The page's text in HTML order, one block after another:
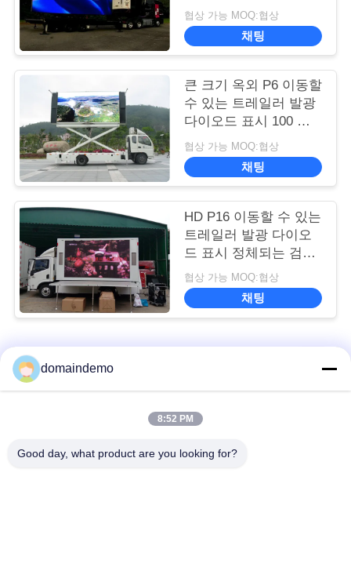
게시판 SMD2727 LED
유형
협상 가능 MOQ:협상
채팅
큰 크기 옥외 P6 이동할
수 있는 트레일러 발광
다이오드 표시 100 수
준 광도 통제
협상 가능 MOQ:협상
채팅
HD P16 이동할 수 있는
트레일러 발광 다이오
드 표시 정체되는 검사
디자인 15 - 200m 시거
리
협상 가능 MOQ:협상
채팅
광고 LED 디스플레이
domaindemo
8:52 PM
Good day, what product are you looking for?